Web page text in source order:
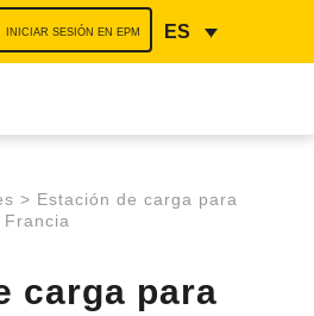
INICIAR SESIÓN EN EPM ES
> Estación de carga para
carga para